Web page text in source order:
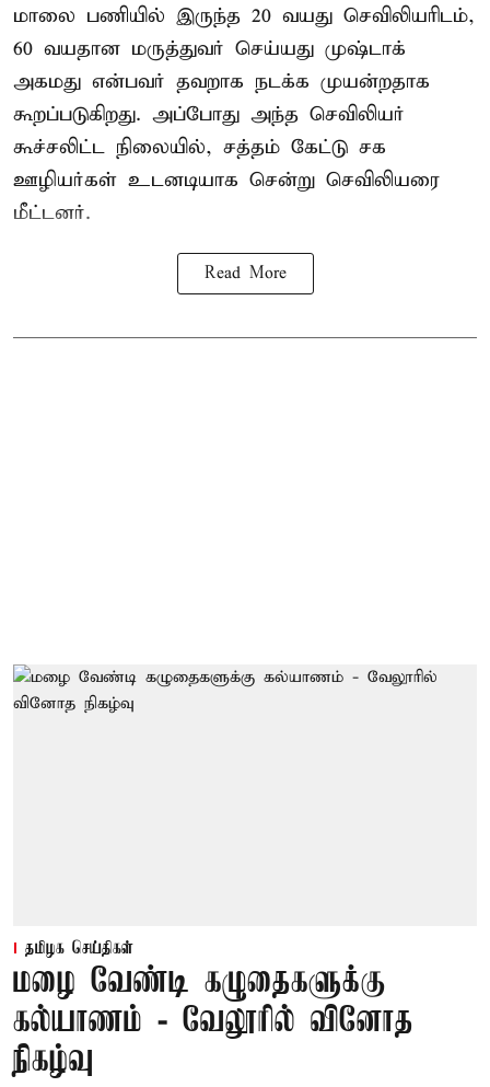
மாலை பணியில் இருந்த 20 வயது செவிலியரிடம்,
60 வயதான மருத்துவர் செய்யது முஷ்டாக்
அகமது என்பவர் தவறாக நடக்க முயன்றதாக
கூறப்படுகிறது. அப்போது அந்த செவிலியர்
கூச்சலிட்ட நிலையில், சத்தம் கேட்டு சக
ஊழியர்கள் உடனடியாக சென்று செவிலியரை
மீட்டனர்.
Read More
தமிழக செய்திகள்
மழை வேண்டி கழுதைகளுக்கு
கல்யாணம் - வேலூரில் வினோத
நிகழ்வு